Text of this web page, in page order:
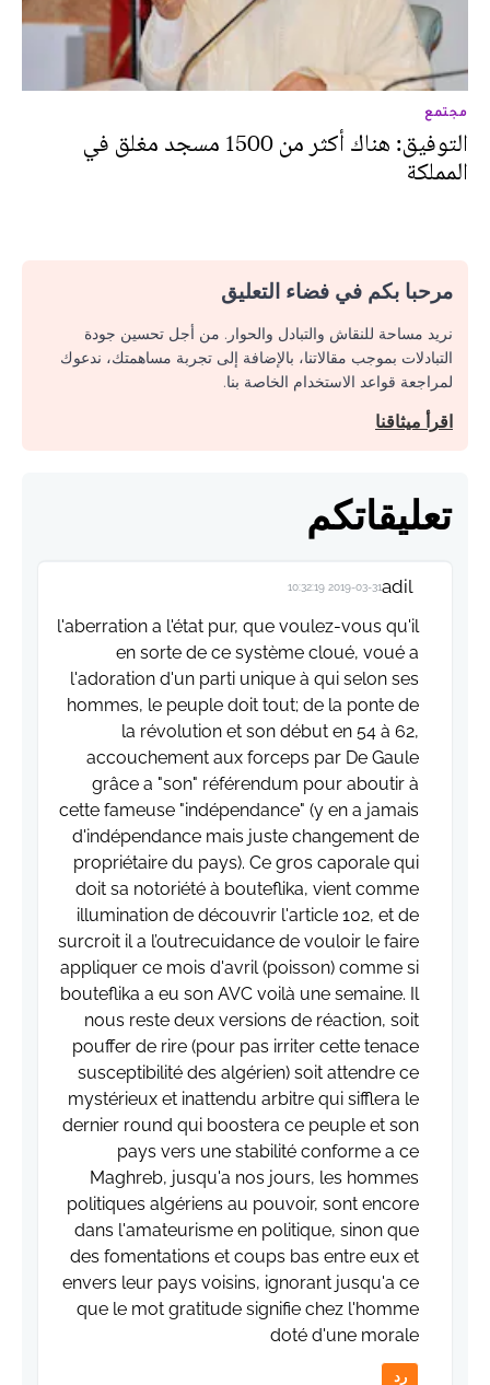
مجتمع
التوفيق: هناك أكثر من 1500 مسجد مغلق في
المملكة
مرحبا بكم في فضاء التعليق
نريد مساحة للنقاش والتبادل والحوار. من أجل تحسين جودة
التبادلات بموجب مقالاتنا، بالإضافة إلى تجربة مساهمتك، ندعوك
لمراجعة قواعد الاستخدام الخاصة بنا.
اقرأ ميثاقنا
تعليقاتكم
adil
2019-03-31 10:32:19
l'aberration a l'état pur, que voulez-vous qu'il
en sorte de ce système cloué, voué a
l'adoration d'un parti unique à qui selon ses
hommes, le peuple doit tout; de la ponte de
la révolution et son début en 54 à 62,
accouchement aux forceps par De Gaule
grâce a "son" référendum pour aboutir à
cette fameuse "indépendance" (y en a jamais
d'indépendance mais juste changement de
propriétaire du pays). Ce gros caporale qui
doit sa notoriété à bouteflika, vient comme
illumination de découvrir l'article 102, et de
surcroit il a l’outrecuidance de vouloir le faire
appliquer ce mois d'avril (poisson) comme si
bouteflika a eu son AVC voilà une semaine. Il
nous reste deux versions de réaction, soit
pouffer de rire (pour pas irriter cette tenace
susceptibilité des algérien) soit attendre ce
mystérieux et inattendu arbitre qui sifflera le
dernier round qui boostera ce peuple et son
pays vers une stabilité conforme a ce
Maghreb, jusqu'a nos jours, les hommes
politiques algériens au pouvoir, sont encore
dans l'amateurisme en politique, sinon que
des fomentations et coups bas entre eux et
envers leur pays voisins, ignorant jusqu'a ce
que le mot gratitude signifie chez l'homme
doté d'une morale
رد